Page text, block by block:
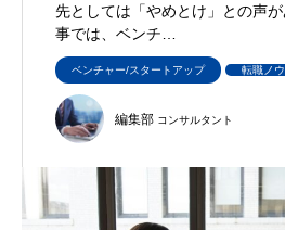
先としては「やめとけ」との声
事では、ベンチ…
ベンチャー/スタートアップ 転職ノ
編集部 コンサルタント